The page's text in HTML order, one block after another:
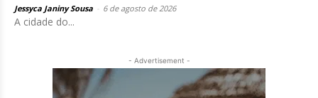
Jessyca Janiny Sousa 6 de agosto de 2026
A cidade do...
- Advertisement -